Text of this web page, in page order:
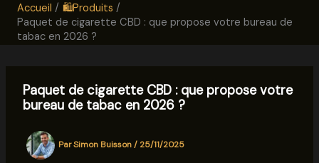
Accueil
🛍️Produits
Paquet de cigarette CBD : que propose votre bureau de
tabac en 2026 ?
Paquet de cigarette CBD : que propose votre
bureau de tabac en 2026 ?
ParSimon Buisson/ 25/11/2025